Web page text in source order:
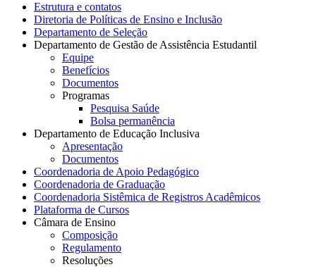
Estrutura e contatos
Diretoria de Políticas de Ensino e Inclusão
Departamento de Seleção
Departamento de Gestão de Assistência Estudantil
Equipe
Benefícios
Documentos
Programas
Pesquisa Saúde
Bolsa permanência
Departamento de Educação Inclusiva
Apresentação
Documentos
Coordenadoria de Apoio Pedagógico
Coordenadoria de Graduação
Coordenadoria Sistêmica de Registros Acadêmicos
Plataforma de Cursos
Câmara de Ensino
Composição
Regulamento
Resoluções